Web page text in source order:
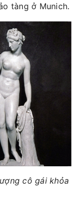
tàng ở Munich.
cô gái khỏa